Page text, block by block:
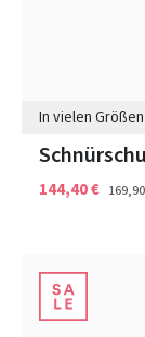
In vielen
144,40 €